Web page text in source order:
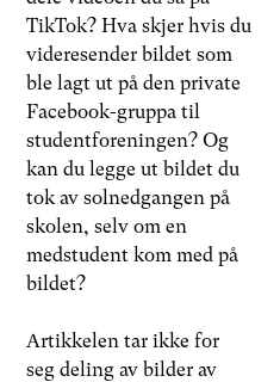
TikTok? Hva skjer hvis du
videresender bildet som
ble lagt ut på den private
Facebook-gruppa til
studentforeningen? Og
kan du legge ut bildet du
tok av solnedgangen på
skolen, selv om en
medstudent kom med på
bildet?
Artikkelen tar ikke for
seg deling av bilder av